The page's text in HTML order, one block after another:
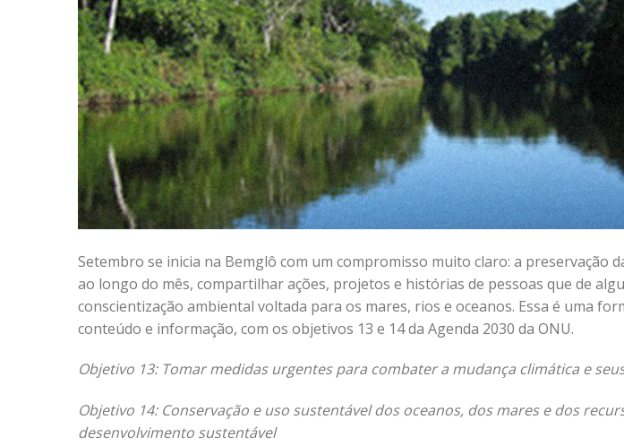
Setembro se inicia na Bemglô com um compromisso muito claro: a preservação
ao longo do mês, compartilhar ações, projetos e histórias de pessoas que de
conscientização ambiental voltada para os mares, rios e oceanos. Essa é uma
conteúdo e informação, com os objetivos 13 e 14 da Agenda 2030 da ONU.
Objetivo 13: Tomar medidas urgentes para combater a mudança climática e
Objetivo 14: Conservação e uso sustentável dos oceanos, dos mares e dos
desenvolvimento sustentável